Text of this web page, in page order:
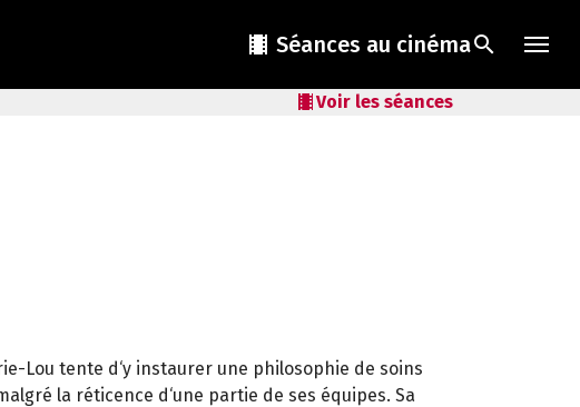
local_movies Séances au cinémasearch
local_movies Voir les séances
Lou tente d‘y instaurer une philosophie de soins
la réticence d‘une partie de ses équipes. Sa